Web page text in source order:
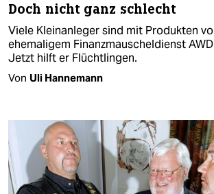
Doch nicht ganz schlecht
Viele Kleinanleger sind mit Produkten
ehemaligem Finanzmauscheldienst
Jetzt hilft er Flüchtlingen.
Von Uli Hannemann